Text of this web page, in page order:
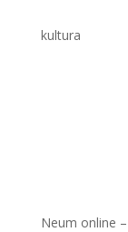
kultura
Neum online